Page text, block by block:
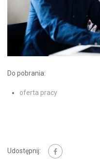
Do pobrania:
oferta pracy
Udostępnij: